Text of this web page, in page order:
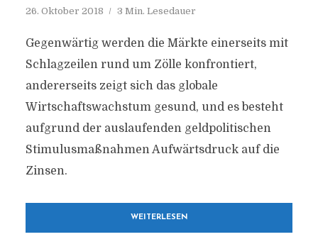
26. Oktober 2018 3 Min. Lesedauer
Gegenwärtig werden die Märkte einerseits mit
Schlagzeilen rund um Zölle konfrontiert,
andererseits zeigt sich das globale
Wirtschaftswachstum gesund, und es besteht
aufgrund der auslaufenden geldpolitischen
Stimulusmaßnahmen Aufwärtsdruck auf die
Zinsen.
WEITERLESEN